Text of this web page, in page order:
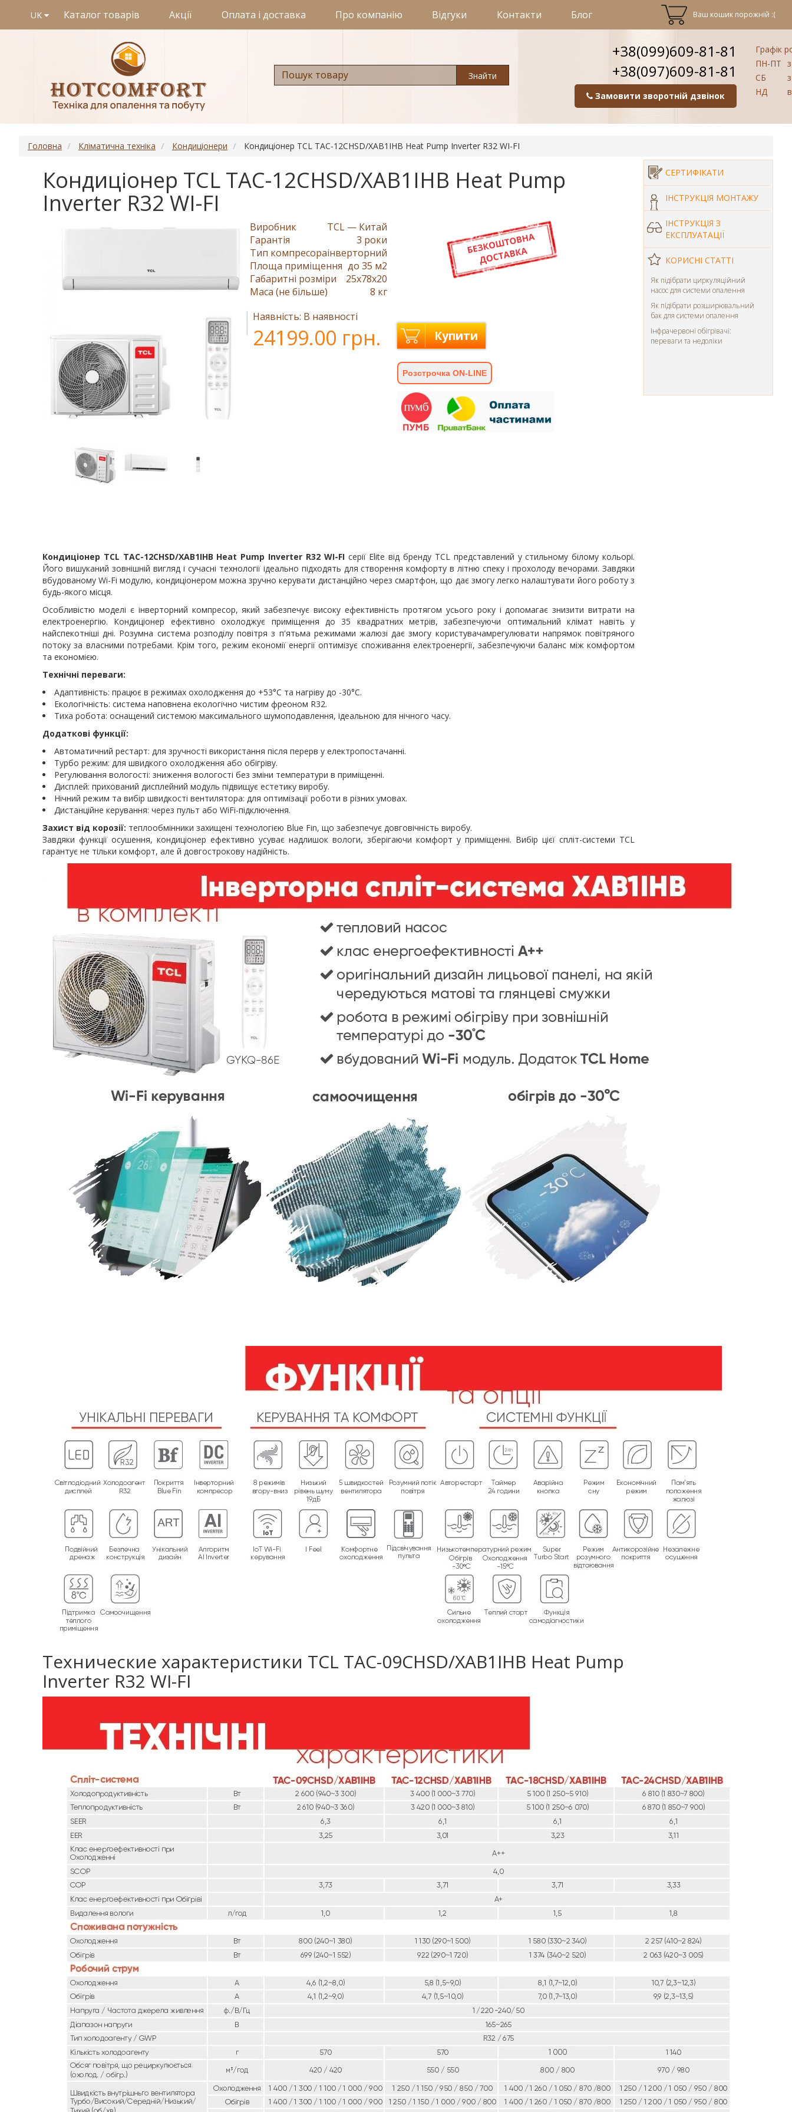
UK Каталог товарів Акції Оплата і доставка Про компанію Відгуки Контакти Блог Ваш кошик порожній :(
Знайти
+38(099)609-81-81
+38(097)609-81-81
Замовити зворотній дзвінок
Графік
ПН-ПТ
СБ
НД
Головна Кліматична техніка Кондиціонери Кондиціонер TCL TAC-12CHSD/XAB1IHB Heat Pump Inverter R32 WI-FI
Кондиціонер TCL TAC-12CHSD/XAB1IHB Heat Pump
Inverter R32 WI-FI
Виробник
TCL — Китай
Гарантія
3 роки
Тип компресораінверторний
Площа приміщення до 35 м2
Габаритні розміри
25x78x20
Маса (не більше)
8 кг
Наявність: В наявності
24199.00 грн. Купити
Розстрочка ON-LINE
СЕРТИФІКАТИ
ІНСТРУКЦІЯ МОНТАЖУ
ІНСТРУКЦІЯ З
ЕКСПЛУАТАЦІЇ
КОРИСНІ СТАТТІ
Як підібрати циркуляційний
насос для системи опалення
Як підібрати розширювальний
бак для системи опалення
Інфрачервоні обігрівачі:
переваги та недоліки
Кондиціонер TCL TAC-12CHSD/XAB1IHB Heat Pump Inverter R32 WI-FIсерії Elite від бренду TCL представлений у стильному білому кольорі.
Його вишуканий зовнішній вигляд і сучасні технології ідеально підходять для створення комфорту в літню спеку і прохолоду вечорами. Завдяки
вбудованому Wi-Fi модулю, кондиціонером можна зручно керувати дистанційно через смартфон, що дає змогу легко налаштувати його роботу з
будь-якого місця.
Особливістю моделі є інверторний компресор, який забезпечує високу ефективність протягом усього року і допомагає знизити витрати на
електроенергію. Кондиціонер ефективно охолоджує приміщення до 35 квадратних метрів, забезпечуючи оптимальний клімат навіть у
найспекотніші дні. Розумна система розподілу повітря з п'ятьма режимами жалюзі дає змогу користувачамрегулювати напрямок повітряного
потоку за власними потребами. Крім того, режим економії енергії оптимізує споживання електроенергії, забезпечуючи баланс між комфортом
та економією.
Технічні переваги:
Адаптивність: працює в режимах охолодження до +53°С та нагріву до -30°С.
Екологічність: система наповнена екологічно чистим фреоном R32.
Тиха робота: оснащений системою максимального шумоподавлення, ідеальною для нічного часу.
Додаткові функції:
Автоматичний рестарт: для зручності використання після перерв у електропостачанні.
Турбо режим: для швидкого охолодження або обігріву.
Регулювання вологості: зниження вологості без зміни температури в приміщенні.
Дисплей: прихований дисплейний модуль підвищує естетику виробу.
Нічний режим та вибір швидкості вентилятора: для оптимізації роботи в різних умовах.
Дистанційне керування: через пульт або WiFi-підключення.
Захист від корозії: теплообмінники захищені технологією Blue Fin, що забезпечує довговічність виробу.
Завдяки функції осушення, кондиціонер ефективно усуває надлишок вологи, зберігаючи комфорт у приміщенні. Вибір цієї спліт-системи TCL
гарантує не тільки комфорт, але й довгострокову надійність.
Технические характеристики TCL TAC-09CHSD/XAB1IHB Heat Pump
Inverter R32 WI-FI